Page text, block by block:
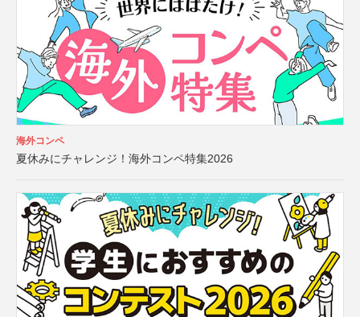
海外コンペ
夏休みにチャレンジ！海外コンペ特集2026